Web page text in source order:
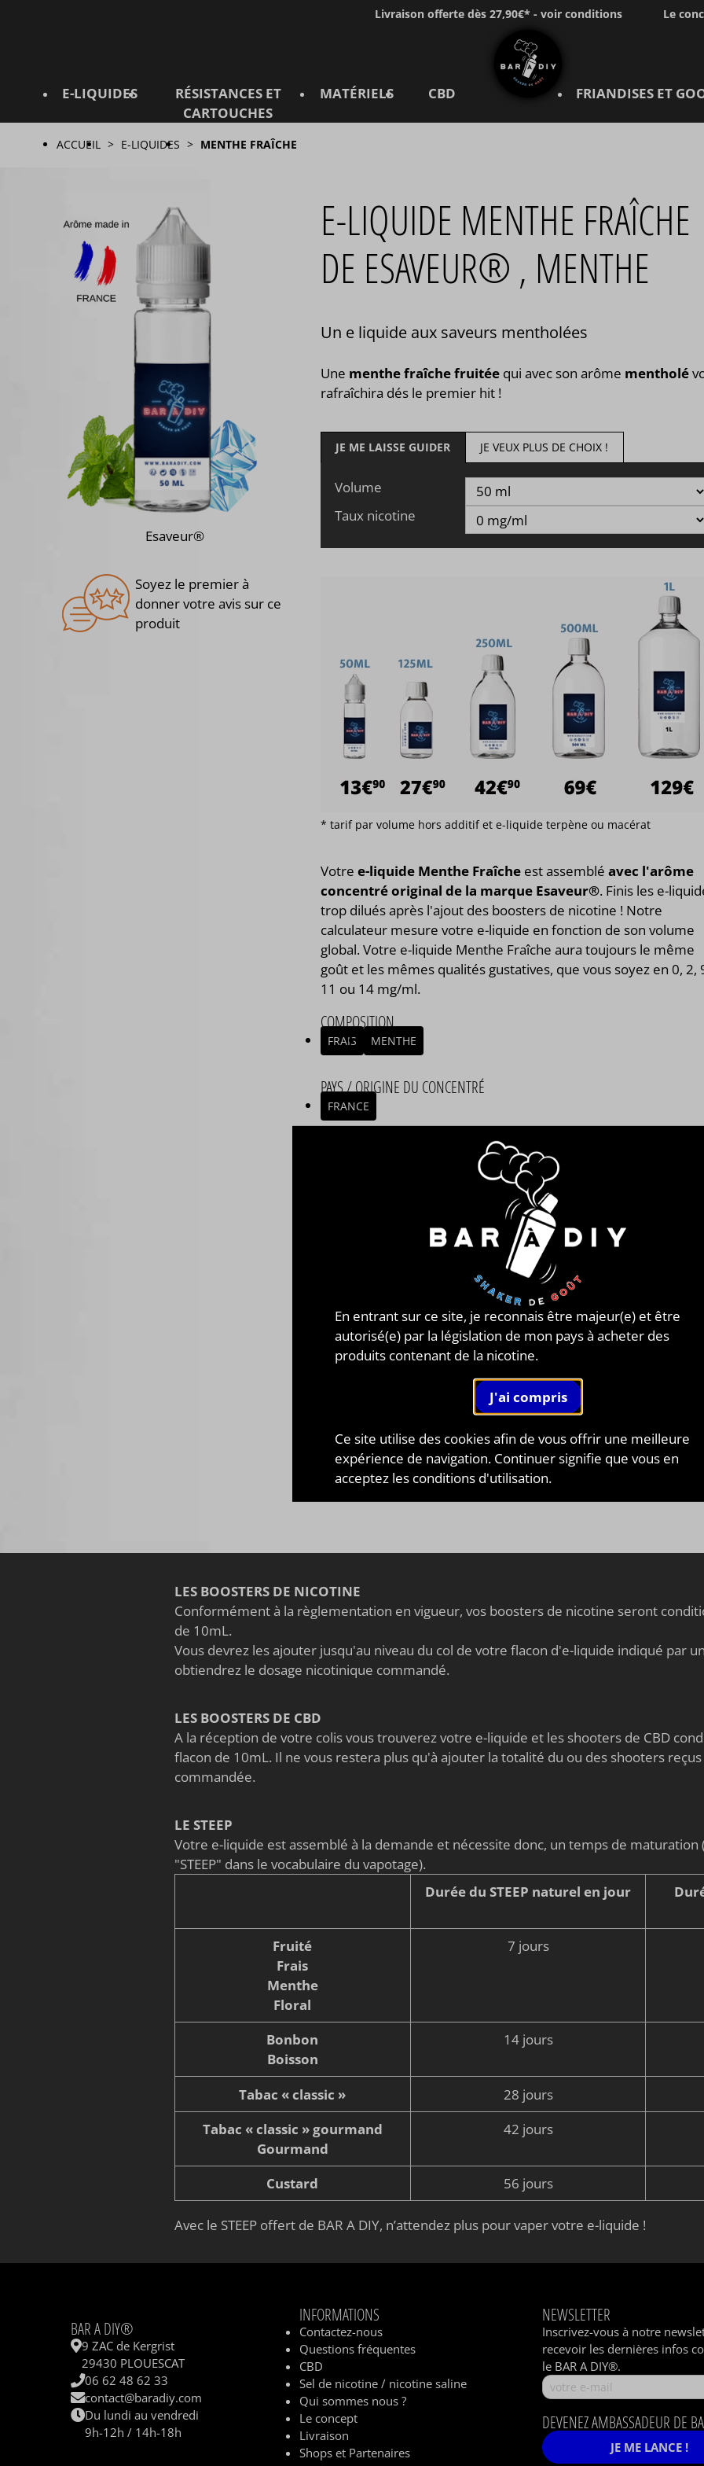
Livraison offerte dès 27,90€* - voir conditions Le
E-LIQUIDES
RÉSISTANCES ET
CARTOUCHES
MATÉRIELS CBD FRIANDISES ET
ACCUEIL E-LIQUIDES MENTHE FRAÎCHE
E-LIQUIDE MENTHE FRAÎCHE
DE ESAVEUR® , MENTHE
Un e liquide aux saveurs mentholées
Une menthe fraîche fruitée qui avec son arôme mentholé
rafraîchira dés le premier hit !
JE ME LAISSE GUIDER JE VEUX PLUS DE CHOIX !
Volume
Taux nicotine
* tarif par volume hors additif et e-liquide terpène ou macérat
Votree-liquide Menthe Fraîche est assembléavec l'arôme
concentré original de la marque Esaveur®. Finis les e-
trop dilués après l'ajout des boosters de nicotine ! Notre
calculateur mesure votre e-liquide en fonction de son volume
global. Votre e-liquide Menthe Fraîche aura toujours le même
goût et les mêmes qualités gustatives, que vous soyez en 0, 2,
11 ou 14 mg/ml.
COMPOSITION
FRAIS MENTHE
PAYS / ORIGINE DU CONCENTRÉ
FRANCE
Assemblage réalisé à PLOUESCAT - France par
mono propylène glycol végétal
et de l'arôme Menthe Fraîche de la marque
Esaveur®. Disponible en flacon de 50ml, 125ml, 250ml, 500ml
et 1L. STEEP : 1 jour.
Esaveur®est une marque dee-liquides 100% Française,
fabriquantdes arômes concentréset dese-liquidesde
qualité développés en laboratoire. Leur gamme s'étend sur
auxsaveurs mentholées
saveurs fruitées et classiques, jusqu'aux
. Leur grand classique, lee-liquide Menthe
Fraîche à l'arôme puissant de menthe fraîchequi dure
longtemps en bouche.
Voir tous les E-liquides de la marque
Esaveur®
Soyez le premier à
donner votre avis sur ce
produit
LES BOOSTERS DE NICOTINE
Conformément à la règlementation en vigueur, vos boosters de nicotine seront
de 10mL.
Vous devrez les ajouter jusqu'au niveau du col de votre flacon d'e-liquide indiqué par
obtiendrez le dosage nicotinique commandé.
LES BOOSTERS DE CBD
A la réception de votre colis vous trouverez votre e-liquide et les shooters de CBD
flacon de 10mL. Il ne vous restera plus qu'à ajouter la totalité du ou des shooters
commandée.
LE STEEP
Votre e-liquide est assemblé à la demande et nécessite donc, un temps de
"STEEP" dans le vocabulaire du vapotage).
Durée du STEEP naturel en jour
Fruité
Frais
Menthe
Floral
7 jours
Bonbon
Boisson
14 jours
Tabac « classic »
28 jours
Tabac « classic » gourmand
Gourmand
42 jours
Custard 56 jours
Avec le STEEP offert de BAR A DIY, n’attendez plus pour vaper votre e-liquide !
BAR A DIY®
9 ZAC de Kergrist
29430 PLOUESCAT
06 62 48 62 33
contact@baradiy.com
Du lundi au vendredi
9h-12h / 14h-18h
INFORMATIONS
Contactez-nous
Questions fréquentes
CBD
Sel de nicotine / nicotine saline
Qui sommes nous ?
Le concept
Livraison
Shops et Partenaires
NEWSLETTER
Inscrivez-vous à notre
recevoir les dernières infos
le BAR A DIY®.
DEVENEZ AMBASSADEUR DE
JE ME LANCE !
En entrant sur ce site, je reconnais être majeur(e) et être
autorisé(e) par la législation de mon pays à acheter des
produits contenant de la nicotine.
Ce site utilise des cookies afin de vous offrir une meilleure
expérience de navigation. Continuer signifie que vous en
acceptez les conditions d'utilisation.